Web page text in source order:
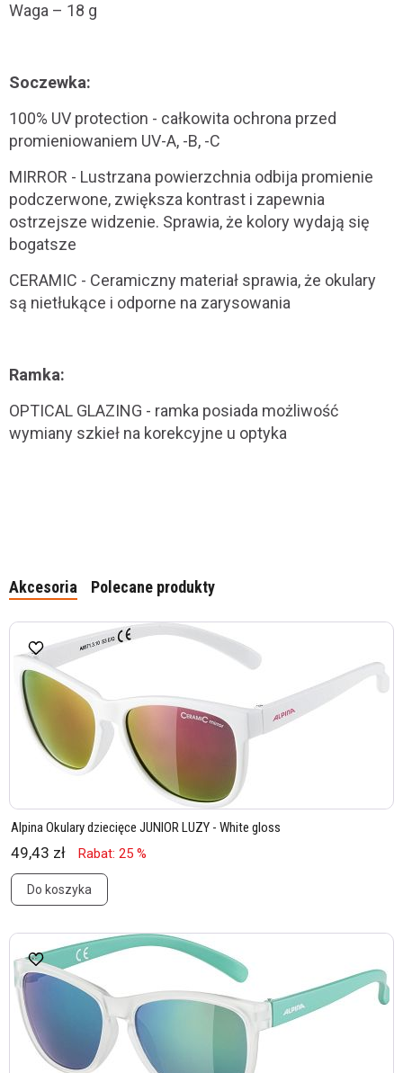
Waga – 18 g
Soczewka:
100% UV protection - całkowita ochrona przed
promieniowaniem UV-A, -B, -C
MIRROR - Lustrzana powierzchnia odbija promienie
podczerwone, zwiększa kontrast i zapewnia
ostrzejsze widzenie. Sprawia, że kolory wydają się
bogatsze
CERAMIC - Ceramiczny materiał sprawia, że okulary
są nietłukące i odporne na zarysowania
Ramka:
OPTICAL GLAZING - ramka posiada możliwość
wymiany szkieł na korekcyjne u optyka
Akcesoria Polecane produkty
Alpina Okulary dziecięce JUNIOR LUZY - White gloss
49,43 zł Rabat: 25 %
Do koszyka